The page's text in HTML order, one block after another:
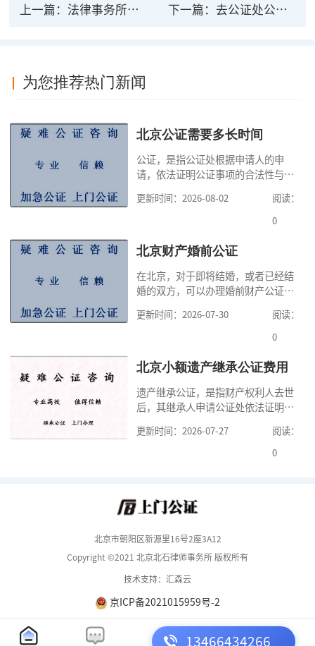
上一篇： 法律事务所公证的流程是怎样的？ 下一篇： 去公证处公证离婚有法律效力吗？协议离婚手续
为您推荐热门新闻
北京公证需要多长时间
公证，是指公证处根据申请人的申
请，依法证明公证事项的合法性与真
高公证事项的效力，固定证据，但是
很多人不知道在北京办理公证需要多
家，办理公证的时候除了需要按照公
道北京公证需要什么材料,北京公证需
要多少钱？北京公
更新时间：2026-08-02
阅读：
0
北京财产婚前公证
在北京，对于即将结婚，或者已经结
婚的双方，可以办理婚前财产公证，
式，可以避免个人财产引发的纠纷，
但是，在北京办理婚前财产公证，除
料外，公证咨询告诉大家，我们有必
京婚前财产公证机构？了解这些不仅
有利于我们根
更新时间：2026-07-30
阅读：
0
北京小额遗产继承公证费用
遗产继承公证，是指财产权利人去世
后，其继承人申请公证处依法证明继
的证明活动。通过公证，继承人可以
拿着享有继承权的公证书办理遗产过
费。我们在办理继承公证的时候，需
更新时间：2026-07-27
阅读：
0
13466434266
北京市朝阳区新源里16号2座3A12
Copyright ©2021 北京北石律师事务所 版权所有
技术支持：汇森云
京ICP备2021015959号-2